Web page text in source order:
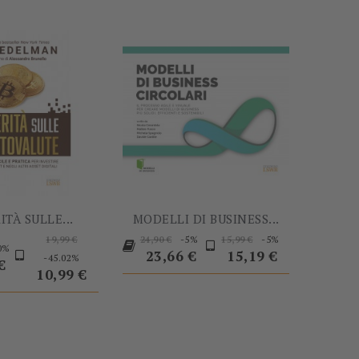
SULLE...
Prezzo
base
19,99 €
-45.02%
Prezzo
10,99 €
MODELLI DI BUSINESS...
Prezzo
base
24,90 € -5%
Prezzo
23,66 €
Prezzo
base
15,99 € -5%
15,19 €